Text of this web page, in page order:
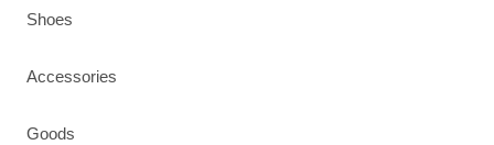
Shoes
Accessories
Goods